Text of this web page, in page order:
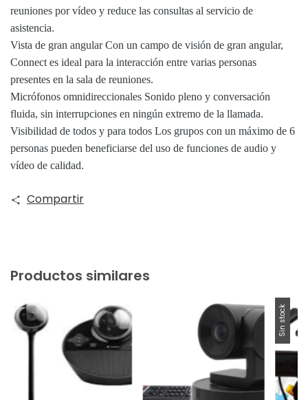
reuniones por vídeo y reduce las consultas al servicio de
asistencia.
Vista de gran angular Con un campo de visión de gran angular,
Connect es ideal para la interacción entre varias personas
presentes en la sala de reuniones.
Micrófonos omnidireccionales Sonido pleno y conversación
fluida, sin interrupciones en ningún extremo de la llamada.
Visibilidad de todos y para todos Los grupos con un máximo de 6
personas pueden beneficiarse del uso de funciones de audio y
vídeo de calidad.
Compartir
Productos similares
Sin stock